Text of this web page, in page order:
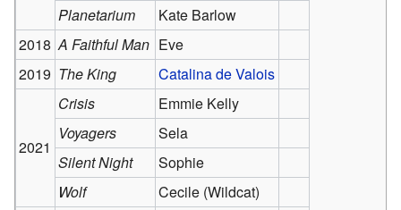
Planetarium
Kate Barlow
2018 A Faithful Man Eve
2019 The King Catalina de Valois
2021
Crisis
Emmie Kelly
Voyagers
Sela
Silent Night
Sophie
Wolf
Cecile (Wildcat)